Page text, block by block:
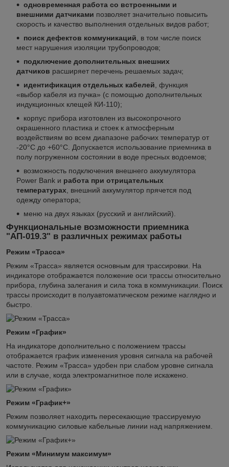
одновременная работа со встроенными и
внешними датчиками позволяет значительно повысить
скорость и качество выполнения отдельных видов работ;
поиск дефектов коммуникаций , в том числе поиск
мест нарушения изоляции трубопроводов;
подключение дополнительных внешних
датчиков расширяет перечень решаемых задач;
идентификация отдельных кабелей , функция
«выбор кабеля из пучка» (с помощью дополнительных
индукционных клещей КИ-110);
корпус прибора изготовлен из высокопрочного
окрашенного пластика и стоек к атмосферным
воздействиям во всем диапазоне рабочих температур от
-20°С до +60°С. Допускается использование приемника в
полу погруженном состоянии в воде пресных водоемов;
возможность подключения внешнего аккумулятора
Power Bank и работа при отрицательных
температурах , внешний аккумулятор прячется под
одежду оператора;
меню на двух языках (русский и английский).
Функциональные возможности приемника
"АП­-019.3" в различных режимах работы
Режим «Трасса»
Режим «Трасса» является основным для трассировки. На
индикаторе отображается положение оси трассы относительно
прибора, глубина залегания и сила тока в коммуникации. Поиск
трассы происходит в полуавтоматическом режиме наглядно и
быстро.
Режим «График»
На индикаторе дополнительно с положением трассы
отображается график изменения уровня сигнала на рабочей
частоте. Режим «Трасса» удобен при слабом уровне сигнала
или в случае, когда электромагнитное поле искажено.
Режим «График+»
Режим позволяет находить пересекающие трассируемую
коммуникацию силовые кабельные линии над напряжением.
Режим «Минимум максимум»